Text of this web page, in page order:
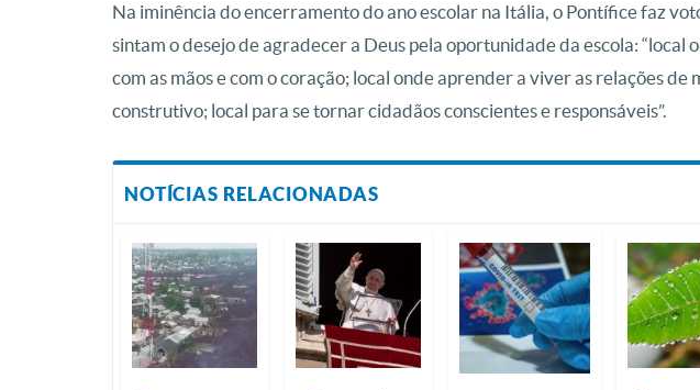
Na iminência do encerramento do ano escolar na Itália, o Pontífice faz
sintam o desejo de agradecer a Deus pela oportunidade da escola: “local
com as mãos e com o coração; local onde aprender a viver as relações de
construtivo; local para se tornar cidadãos conscientes e responsáveis”.
NOTÍCIAS RELACIONADAS